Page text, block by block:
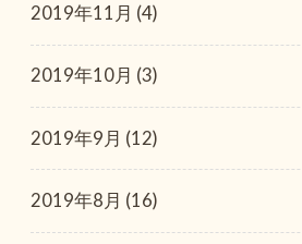
2019年11月 (4)
2019年10月 (3)
2019年9月 (12)
2019年8月 (16)